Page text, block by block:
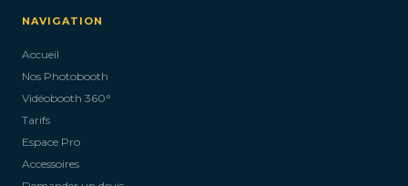
NAVIGATION
Accueil
Nos Photobooth
Vidéobooth 360°
Tarifs
Espace Pro
Accessoires